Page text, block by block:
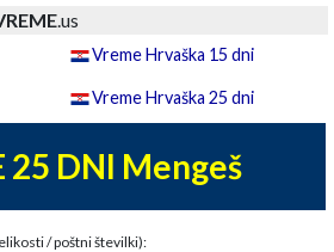
.us
Vreme Hrvaška 15 dni
Vreme Hrvaška 25 dni
25 DNI Mengeš
/ poštni številki):